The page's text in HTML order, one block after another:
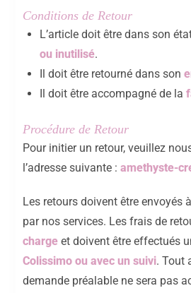
Conditions de Retour
L’article doit être dans son
ou inutilisé.
Il doit être retourné dans son
Il doit être accompagné de la
Procédure de Retour
Pour initier un retour, veuillez
l’adresse suivante :amethyste-
Les retours doivent être envoyés
par nos services. Les frais de
charge et doivent être effectués
Colissimo ou avec un suivi. Tout
demande préalable ne sera pas